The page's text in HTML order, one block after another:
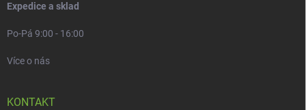
Expedice a sklad
Po-Pá 9:00 - 16:00
Více o nás
KONTAKT